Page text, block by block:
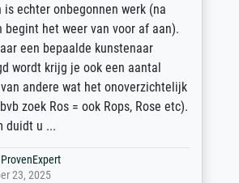
onbegonnen werk (na
het weer van voor af aan).
een bepaalde kunstenaar
krijg je ook een aantal
andere wat het onoverzichtelijk
zoek Ros = ook Rops, Rose etc).
u ...
2025